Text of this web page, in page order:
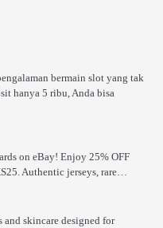
bermain slot yang tak
hanya 5 ribu, Anda bisa
on eBay! Enjoy 25% OFF
Authentic jerseys, rare…
skincare designed for